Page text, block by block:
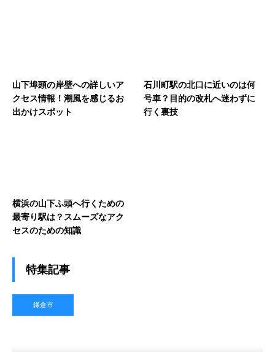
山下埠頭の岸壁への詳しいア
クセス情報！潮風を感じるお
出かけスポット
石川町駅の北口に近いのは何
号車？目的の改札へ迷わずに
行く裏技
横浜の山下ふ頭へ行くための
最寄り駅は？スムーズなアク
セスのための知識
特集記事
鎌倉市